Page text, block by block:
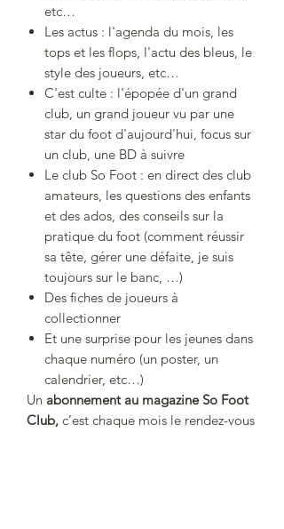
etc…
Les actus : l'agenda du mois, les
tops et les flops, l'actu des bleus, le
style des joueurs, etc…
C'est culte : l'épopée d'un grand
club, un grand joueur vu par une
star du foot d'aujourd'hui, focus sur
un club, une BD à suivre
Le club So Foot : en direct des club
amateurs, les questions des enfants
et des ados, des conseils sur la
pratique du foot (comment réussir
sa tête, gérer une défaite, je suis
toujours sur le banc, …)
Des fiches de joueurs à
collectionner
Et une surprise pour les jeunes dans
chaque numéro (un poster, un
calendrier, etc…)
Un abonnement au magazine So Foot
Club, c’est chaque mois le rendez-vous